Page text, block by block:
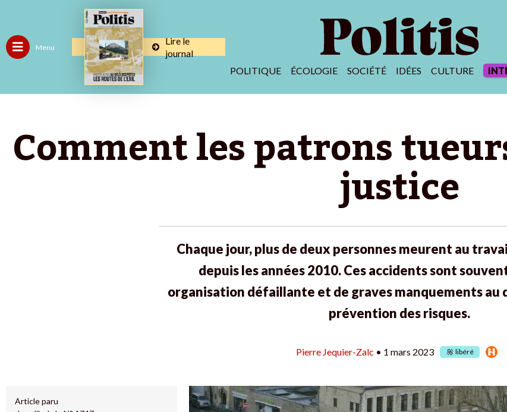
Menu
Lire le
journal
POLITIQUE
ÉCOLOGIE SOCIÉTÉ IDÉES CULTURE
Comment les patrons
justice
Chaque jour, plus de deux personnes meurent au
depuis les années 2010.Ces accidents sont
organisation défaillante et de graves manquements au
prévention des risques.
Pierre Jequier-Zalc • 1 mars 2023 libéré
Article paru